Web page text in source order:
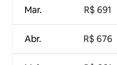
Mar.
Abr.
R$ 691
R$ 676